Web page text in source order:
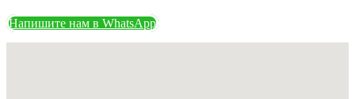
Напишите нам в WhatsApp